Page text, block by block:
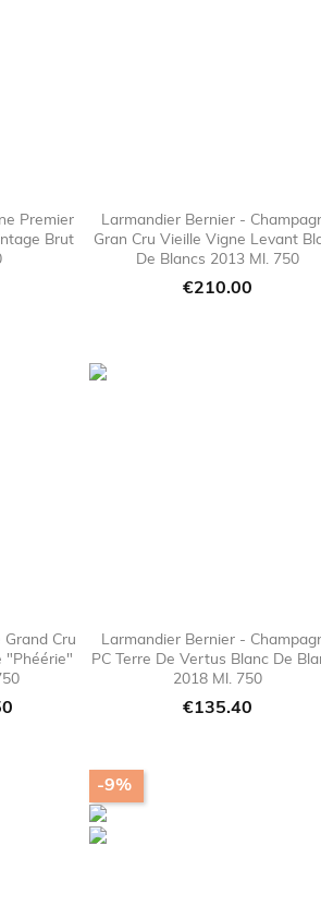
Premier
Brut
Larmandier Bernier -
Gran Cru Vieille Vigne Levant
De Blancs 2013 Ml. 750
Price
€210.00

Grand Cru
"Phéérie"
Larmandier Bernier -
PC Terre De Vertus Blanc De
2018 Ml. 750
Price
€135.40

-9%